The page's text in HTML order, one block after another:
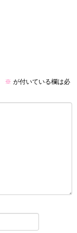
※ が付いている欄は必